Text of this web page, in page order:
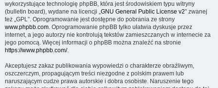
wykorzystujące technologię phpBB, która jest środowiskiem typu witryny
(bulletin board), wydane na licencji „GNU General Public License v2” zwanej
też „GPL”. Oprogramowanie jest dostępne do pobrania ze strony
www.phpbb.com. Oprogramowanie phpBB tylko ułatwia dyskusje przez
internet, a jego autorzy nie kontrolują tekstów zamieszczanych w internecie za
jego pomocą. Więcej informacji o phpBB można znaleźć na stronie
https://www.phpbb.com/.
Akceptujesz zakaz publikowania wypowiedzi o charakterze obraźliwym,
oszczerczym, propagującym treści niezgodne z polskim prawem lub
naruszającym cudze prawa autorskie i dobra osobiste. Naruszenie tego